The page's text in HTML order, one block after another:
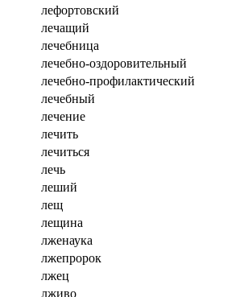
лефортовский
лечащий
лечебница
лечебно-оздоровительный
лечебно-профилактический
лечебный
лечение
лечить
лечиться
лечь
леший
лещ
лещина
лженаука
лжепророк
лжец
лживо